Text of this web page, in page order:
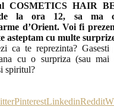
COSMETICS HAIR
de la ora 12, sa ma
d’Orient. Voi fi
asteptam cu multe
ca te reprezinta? Gasesti
cu o surpriza (sau
spiritul?
PinterestLinkedinReddit